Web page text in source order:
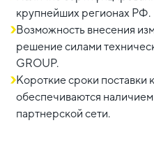
крупнейших регионах РФ.
Возможность внесения
решение силами
GROUP.
Короткие сроки поставки
обеспечиваются
партнерской сети.